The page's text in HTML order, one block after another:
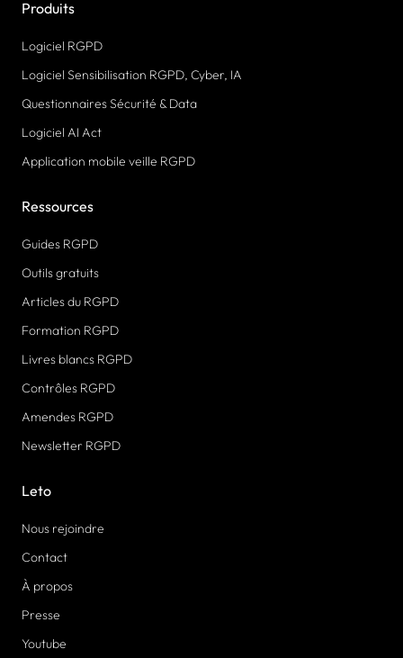
Produits
Logiciel RGPD
Logiciel Sensibilisation RGPD, Cyber, IA
Questionnaires Sécurité & Data
Logiciel AI Act
Application mobile veille RGPD
Ressources
Guides RGPD
Outils gratuits
Articles du RGPD
Formation RGPD
Livres blancs RGPD
Contrôles RGPD
Amendes RGPD
Newsletter RGPD
Leto
Nous rejoindre
Contact
À propos
Presse
Youtube